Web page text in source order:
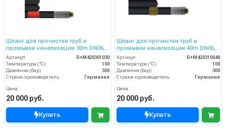
Шланг для прочистки труб и
промывки канализации 30m DN06,
300bar
Артикул
R+M420301030
Температура (°C)
100
Давление (бар)
300
Страна-производитель
Германия
Цена
20 000 руб.
Купить
Шланг для прочистки труб и
промывки канализации 40m DN06,
300bar
Артикул
R+M420310040
Температура (°C)
100
Давление (бар)
300
Страна-производитель
Германия
Цена
20 000 руб.
Купить